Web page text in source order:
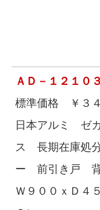
ＡＤ－１２１０
標準価格 ￥３
日本アルミ ゼ
ス 長期在庫処
ー 前引き戸 背
Ｗ９００ｘＤ４